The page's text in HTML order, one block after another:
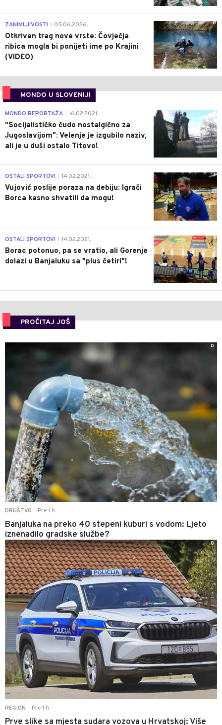
0
ZANIMLJIVOSTI 05.06.2026.
Otkriven trag nove vrste: Čovječja
ribica mogla bi ponijeti ime po Krajini
(VIDEO)
MONDO U SLOVENIJI
4
MONDO REPORTAŽA 16.02.2021.
"Socijalističko čudo nostalgično za
Jugoslavijom": Velenje je izgubilo naziv,
ali je u duši ostalo Titovo!
1
OSTALI SPORTOVI 14.02.2021.
Vujović poslije poraza na debiju: Igrači
Borca kasno shvatili da mogu!
3
OSTALI SPORTOVI 14.02.2021.
Borac potonuo, pa se vratio, ali Gorenje
dolazi u Banjaluku sa "plus četiri"!
PROČITAJ JOŠ
DRUŠTVO Pre 1 h
Banjaluka na preko 40 stepeni kuburi s vodom: Ljeto
iznenadilo gradske službe?
0
REGION Pre 1 h
Prve slike sa mjesta sudara vozova u Hrvatskoj: Više
0